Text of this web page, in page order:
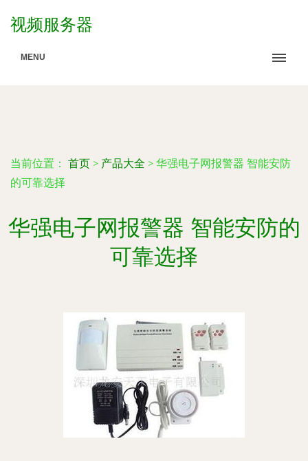
视频服务器
MENU
当前位置： 首页 > 产品大全 > 华强电子网报警器 智能安防
的可靠选择
华强电子网报警器 智能安防的
可靠选择